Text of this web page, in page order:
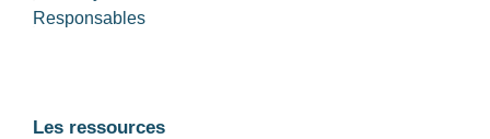
Responsables
Les ressources